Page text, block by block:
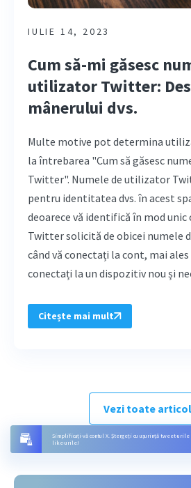
Simplificați-vă contul X. Ștergeți cu ușurință tweet-urile
like-urile!
IULIE 14, 2023
Cum să-mi găsesc
utilizator Twitter:
mânerului dvs.
Multe motive pot determina
la întrebarea "Cum să găsesc
Twitter". Numele de utilizator
pentru identitatea dvs. în acest
deoarece vă identifică în mod
Twitter solicită de obicei numele
când vă conectați la cont, mai ales
conectați la un dispozitiv nou și
Citește mai mult
Vezi toate